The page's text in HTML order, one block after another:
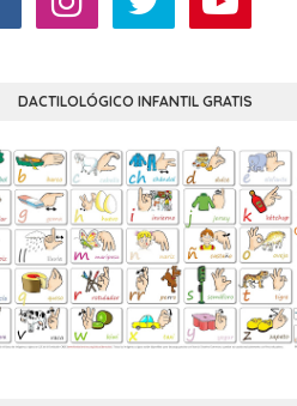
DACTILOLÓGICO INFANTIL GRATIS